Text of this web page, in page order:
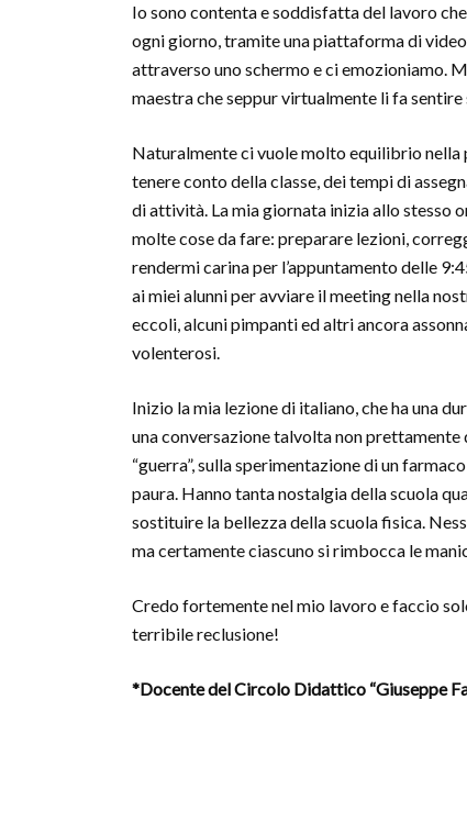
Io sono contenta e soddisfatta del lavoro
ogni giorno, tramite una piattaforma di
attraverso uno schermo e ci emozioniamo.
maestra che seppur virtualmente li fa
Naturalmente ci vuole molto equilibrio nella
tenere conto della classe, dei tempi di
di attività. La mia giornata inizia allo stesso
molte cose da fare: preparare lezioni,
rendermi carina per l’appuntamento delle
ai miei alunni per avviare il meeting nella
eccoli, alcuni pimpanti ed altri ancora
volenterosi.
Inizio la mia lezione di italiano, che ha una
una conversazione talvolta non
“guerra”, sulla sperimentazione di un
paura. Hanno tanta nostalgia della scuola
sostituire la bellezza della scuola fisica.
ma certamente ciascuno si rimbocca le
Credo fortemente nel mio lavoro e faccio
terribile reclusione!
*Docente del Circolo Didattico “Giuseppe